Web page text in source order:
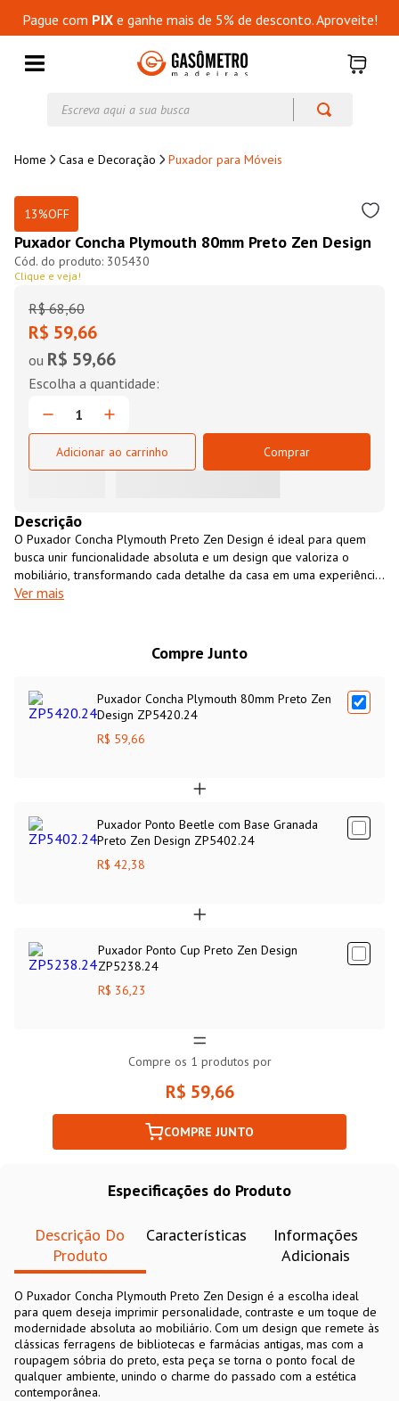
Pague com PIXe ganhe mais de 5% de desconto. Aproveite!
Casa e Decoração Puxador para Móveis
13%OFF
Puxador Concha Plymouth 80mm Preto Zen Design
305430
Clique e veja!
R$ 68,60
R$ 59,66
ou R$ 59,66
Adicionar ao carrinho Comprar
Descrição
O Puxador Concha Plymouth Preto Zen Design é ideal para quem
busca unir funcionalidade absoluta e um design que valoriza o
mobiliário, transformando cada detalhe da casa em uma experiência
de sofisticação.Ele foi projetado para um encaixe perfeito dos
"farmhouse", adaptando-se perfeitamente a projetos novos ou à
renovação de móveis antigos.
Ver mais
Compre Junto
Puxador Concha Plymouth 80mm Preto Zen
Design ZP5420.24
R$ 59,66
Puxador Ponto Beetle com Base Granada
Preto Zen Design ZP5402.24
R$ 42,38
Puxador Ponto Cup Preto Zen Design
ZP5238.24
R$ 36,23
Compre os 1 produtos por
R$ 59,66
COMPRE JUNTO
Especificações do Produto
Descrição Do
Produto
Características
Informações
Adicionais
O Puxador Concha Plymouth Preto Zen Design é a escolha ideal
para quem deseja imprimir personalidade, contraste e um toque de
modernidade absoluta ao mobiliário. Com um design que remete às
clássicas ferragens de bibliotecas e farmácias antigas, mas com a
roupagem sóbria do preto, esta peça se torna o ponto focal de
qualquer ambiente, unindo o charme do passado com a estética
contemporânea.